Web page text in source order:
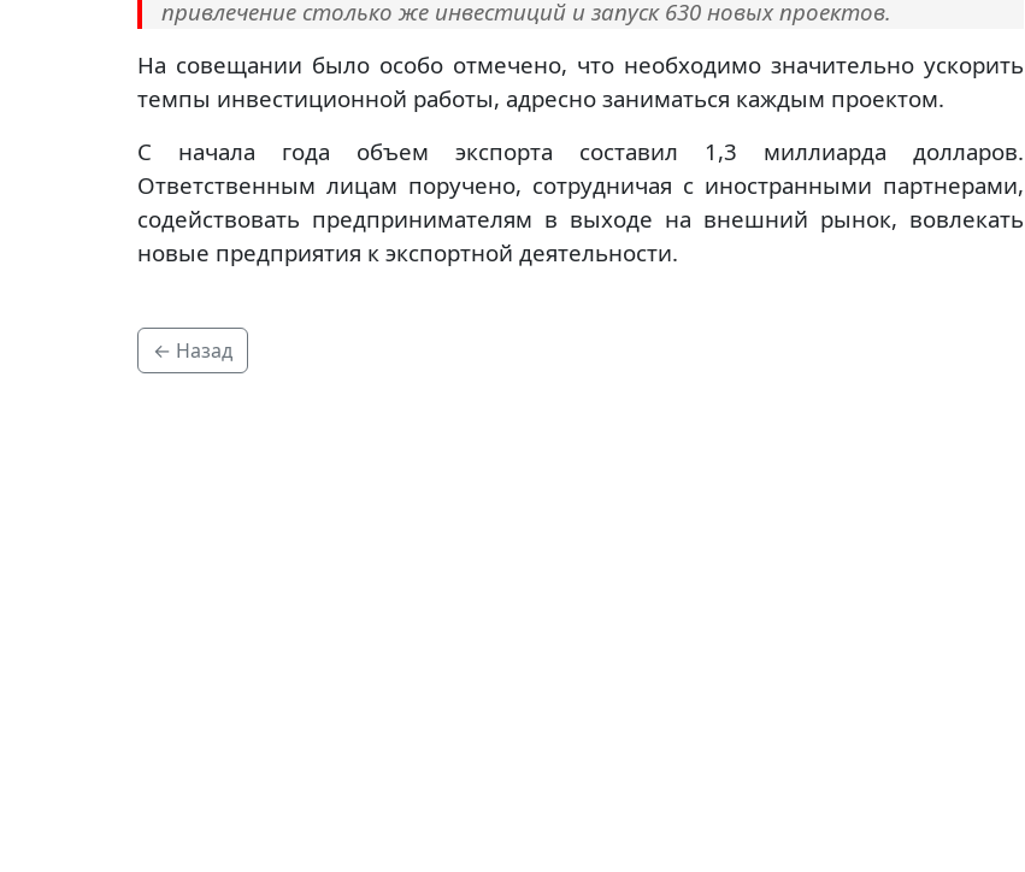
привлечение столько же инвестиций и запуск 630 новых проектов.
На совещании было особо отмечено, что необходимо значительно ускорить
темпы инвестиционной работы, адресно заниматься каждым проектом.
С начала года объем экспорта составил 1,3 миллиарда долларов.
Ответственным лицам поручено, сотрудничая с иностранными партнерами,
содействовать предпринимателям в выходе на внешний рынок, вовлекать
новые предприятия к экспортной деятельности.
← Назад